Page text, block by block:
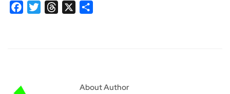
FacebookTwitterThreads
About Author